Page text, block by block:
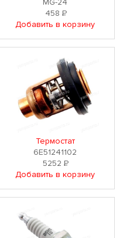
458 Р
Добавить в корзину
Термостат
6E51241102
5252Р
Добавить в корзину